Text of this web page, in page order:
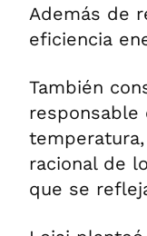
Además de
eficiencia
También
responsable
racional de
que se